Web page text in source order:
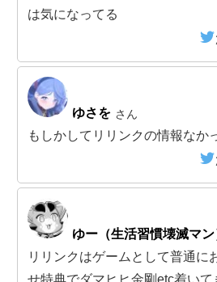
は気になってる
ゆさを さん
もしかしてリリンクの情報なか
ゆー（生活習慣壊滅マン
リリンクはゲームとして普通に
せ特典でダマヒヒ金剛etc着いて